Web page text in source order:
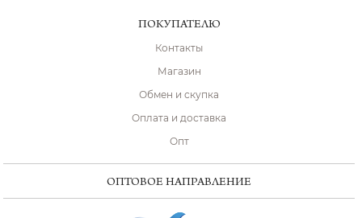
ПОКУПАТЕЛЮ
Контакты
Магазин
Обмен и скупка
Оплата и доставка
Опт
ОПТОВОЕ НАПРАВЛЕНИЕ